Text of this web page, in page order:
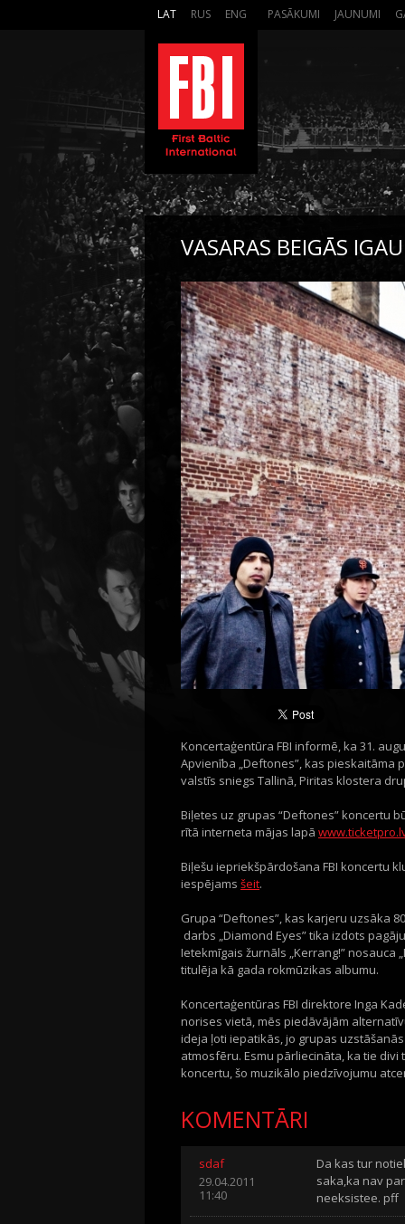
LAT RUS ENG PASĀKUMI JAUNUMI
VASARAS BEIGĀS
Koncertaģentūra FBI informē, ka 31.
Apvienība „Deftones”, kas
valstīs sniegs Tallinā, Piritas klostera
Biļetes uz grupas “Deftones” koncertu
rītā interneta mājas lapā
Biļešu iepriekšpārdošana FBI koncertu
iespējams šeit.
Grupa “Deftones”, kas karjeru uzsāka
darbs „Diamond Eyes” tika izdots
Ietekmīgais žurnāls „Kerrang!” nosauca
titulēja kā gada rokmūzikas albumu.
Koncertaģentūras FBI direktore Inga
norises vietā, mēs piedāvājām
ideja ļoti iepatikās, jo grupas
atmosfēru. Esmu pārliecināta, ka tie
koncertu, šo muzikālo piedzīvojumu
KOMENTĀRI
sdaf
29.04.2011
11:40
Da kas tur
saka,ka nav
neeksistee. pff